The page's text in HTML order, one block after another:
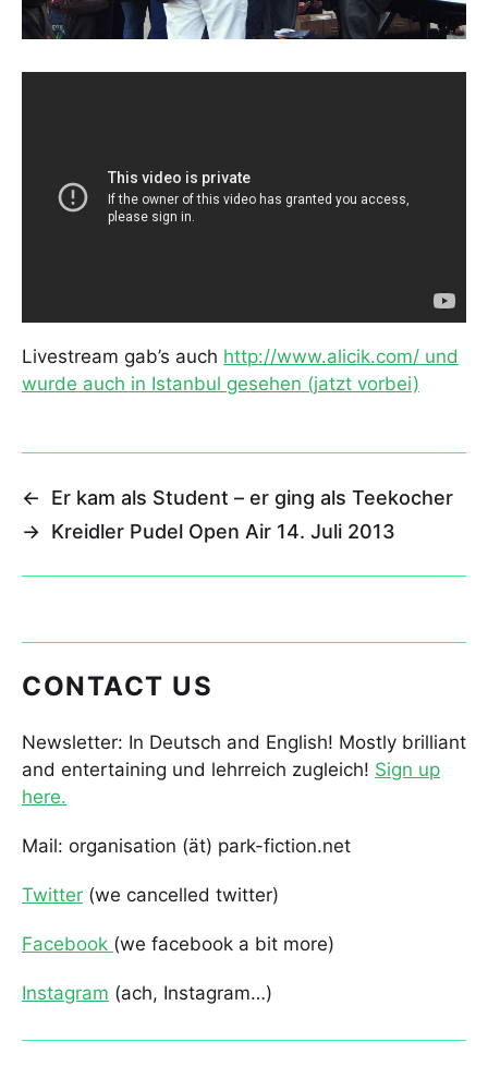
Livestream gab’s auch http://www.alicik.com/ und
wurde auch in Istanbul gesehen (jatzt vorbei)
←
Er kam als Student – er ging als Teekocher
→ Kreidler Pudel Open Air 14. Juli 2013
CONTACT US
Newsletter: In Deutsch and English! Mostly brilliant
and entertaining und lehrreich zugleich! Sign up
here.
Mail: organisation (ät) park-fiction.net
Twitter (we cancelled twitter)
Facebook (we facebook a bit more)
Instagram (ach, Instagram…)